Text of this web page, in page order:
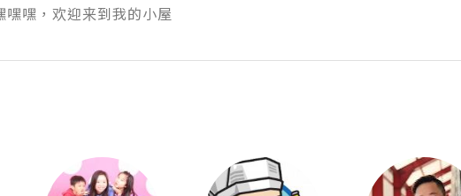
嘿嘿，欢迎来到我的小屋